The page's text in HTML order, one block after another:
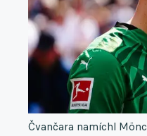
Čvančara namíchl